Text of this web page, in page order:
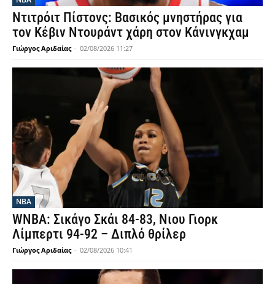
Ντιτρόιτ Πίστονς: Βασικός μνηστήρας για
τον Κέβιν Ντουράντ χάρη στον Κάνινγκχαμ
Γιώργος Αριδαίας - 02/08/2026 11:27
NBA
WNBA: Σικάγο Σκάι 84-83, Νιου Γιορκ
Λίμπερτι 94-92 – Διπλό θρίλερ
Γιώργος Αριδαίας - 02/08/2026 10:41